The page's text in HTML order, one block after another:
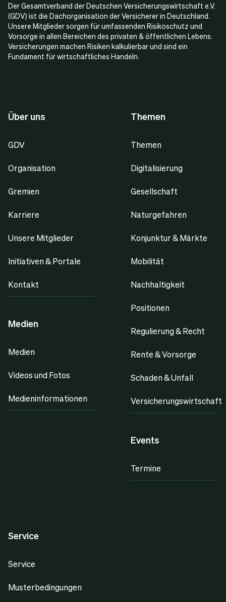
Der Gesamtverband der Deutschen Versicherungswirtschaft e.V.
(GDV) ist die Dachorganisation der Versicherer in Deutschland.
Unsere Mitglieder sorgen für umfassenden Risikoschutz und
Vorsorge in allen Bereichen des privaten & öffentlichen Lebens.
Versicherungen machen Risiken kalkulierbar und sind ein
Fundament für wirtschaftliches Handeln.
Über uns
GDV
Organisation
Gremien
Karriere
Unsere Mitglieder
Initiativen & Portale
Kontakt
Medien
Medien
Videos und Fotos
Medieninformationen
Themen
Themen
Digitalisierung
Gesellschaft
Naturgefahren
Konjunktur & Märkte
Mobilität
Nachhaltigkeit
Positionen
Regulierung & Recht
Rente & Vorsorge
Schaden & Unfall
Versicherungswirtschaft
Events
Termine
Service
Service
Musterbedingungen